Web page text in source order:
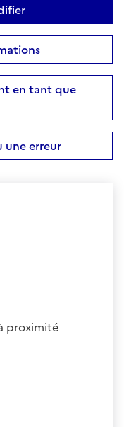
en tant que
une erreur
proximité